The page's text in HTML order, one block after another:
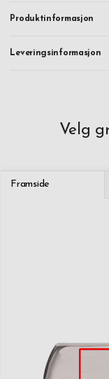
Produktinformasjon
Leveringsinformasjon
Velg
Framside